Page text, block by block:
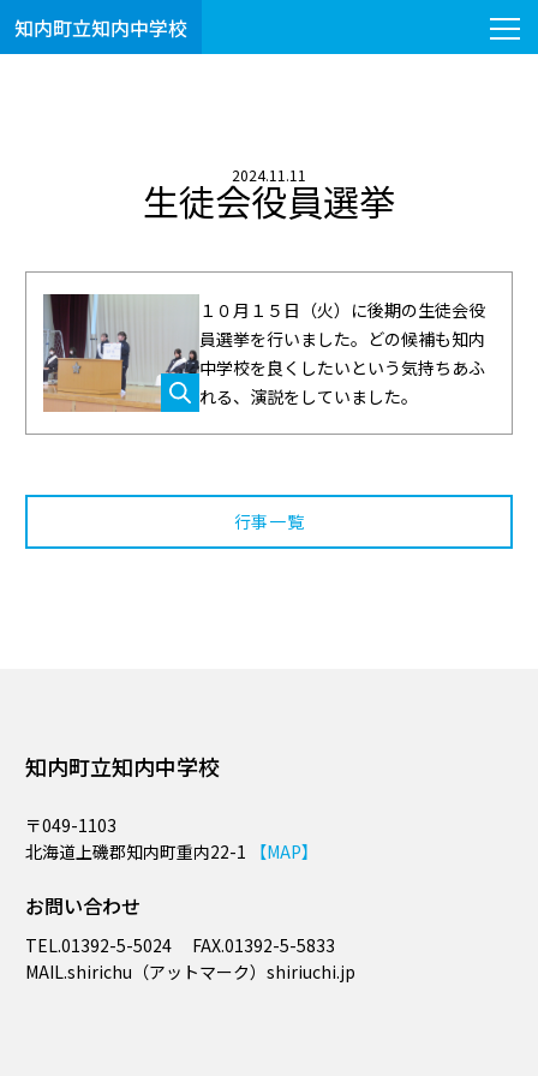
知内町立知内中学校
2024.11.11
生徒会役員選挙
１０月１５日（火）に後期の生徒会役
員選挙を行いました。どの候補も知内
中学校を良くしたいという気持ちあふ
れる、演説をしていました。
行事一覧
知内町立知内中学校
〒049-1103
北海道上磯郡知内町重内22-1
【MAP】
お問い合わせ
TEL.01392-5-5024 FAX.01392-5-5833
MAIL.​shirichu（アットマーク）shiriuchi.jp